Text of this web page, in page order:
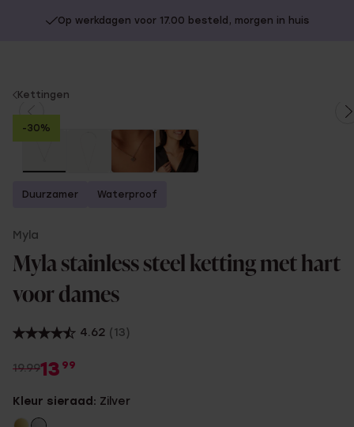
Op werkdagen voor 17.00 besteld, morgen in huis
You
are
here:
Kettingen
-30%
Duurzamer Waterproof
Myla
Myla stainless steel ketting met hart
voor dames
4.62 (13)
19.9913 99
Kleur sieraad: Zilver